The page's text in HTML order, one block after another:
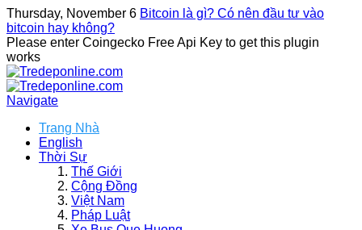
Thursday, November 6 Bitcoin là gì? Có nên đầu tư vào
bitcoin hay không?
Please enter Coingecko Free Api Key to get this plugin
works
Navigate
Trang Nhà
English
Thời Sự
Thế Giới
Cộng Đồng
Việt Nam
Pháp Luật